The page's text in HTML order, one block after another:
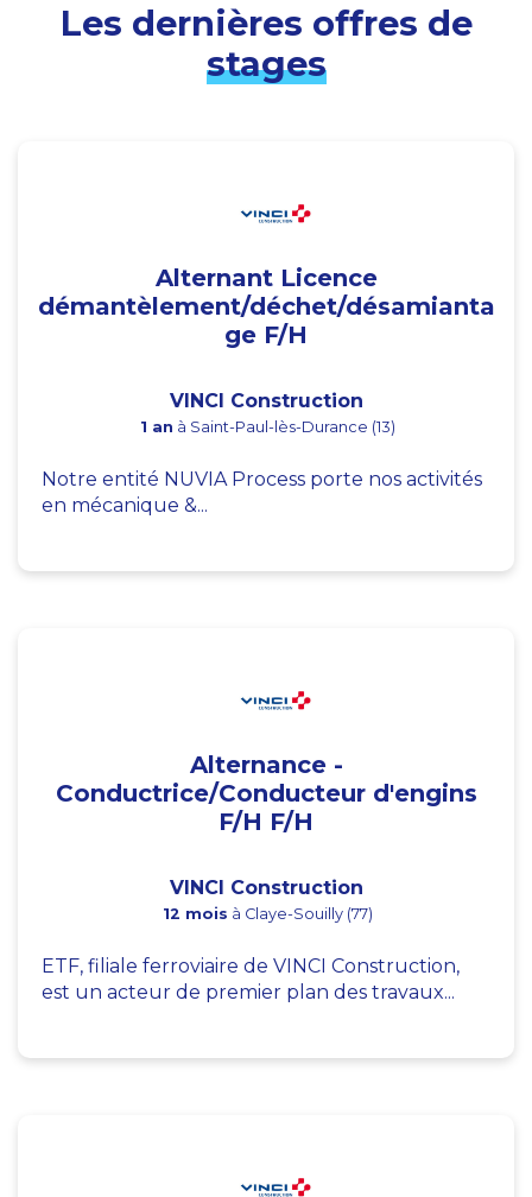
Les dernières offres de
stages
Alternant Licence
démantèlement/déchet/désamianta
ge F/H
VINCI Construction
1 an à Saint-Paul-lès-Durance (13)
Notre entité NUVIA Process porte nos activités
en mécanique &...
Alternance -
Conductrice/Conducteur d'engins
F/H F/H
VINCI Construction
12 mois à Claye-Souilly (77)
ETF, filiale ferroviaire de VINCI Construction,
est un acteur de premier plan des travaux...